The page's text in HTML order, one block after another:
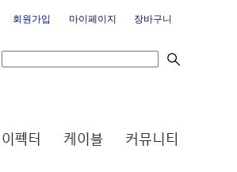
회원가입 마이페이지 장바구니